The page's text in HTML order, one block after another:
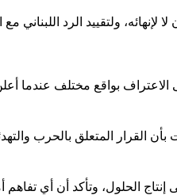
ولتقييد الرد اللبناني
بواقع مختلف عندما
بأن القرار المتعلق بالحرب
الحلول، وتأكد أن أي تفاهم